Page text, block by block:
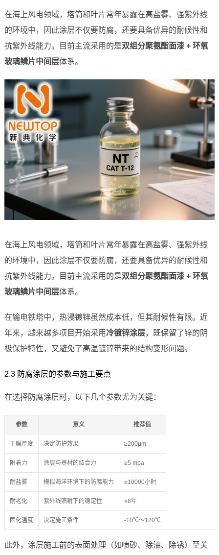
在海上风电领域，塔筒和叶片常年暴露在高盐雾、强紫外线
的环境中，因此涂层不仅要防腐，还要具备优异的耐候性和
抗紫外线能力。目前主流采用的是双组分聚氨酯面漆 + 环氧
玻璃鳞片中间层体系。
在海上风电领域，塔筒和叶片常年暴露在高盐雾、强紫外线
的环境中，因此涂层不仅要防腐，还要具备优异的耐候性和
抗紫外线能力。目前主流采用的是双组分聚氨酯面漆 + 环氧
玻璃鳞片中间层体系。
在输电铁塔中，热浸镀锌虽然成本低，但其耐候性有限。近
年来，越来越多项目开始采用 冷镀锌涂层，既保留了锌的阴
极保护特性，又避免了高温镀锌带来的结构变形问题。
2.3 防腐涂层的参数与施工要点
在选择防腐涂层时，以下几个参数尤为关键：
参数 意义 推荐值
干膜厚度 决定防护效果 ≥200μm
附着力 涂层与基材的结合力 ≥5 mpa
耐盐雾 模拟海洋环境下的防腐能力 ≥10000小时
耐老化 紫外线照射下的稳定性 ≥8年
固化温度 决定施工条件 -10℃～120℃
此外，涂层施工前的表面处理（如喷砂、除油、除锈）至关